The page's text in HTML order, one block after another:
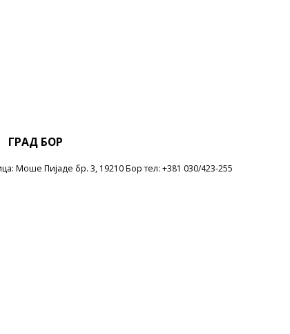
ГРАД БОР
Моше Пијаде бр. 3, 19210 Бор тел: +381 030/423-255